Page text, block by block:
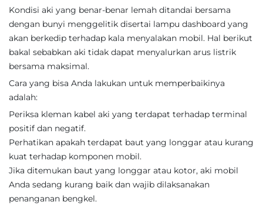
Kondisi aki yang benar-benar lemah ditandai bersama
dengan bunyi menggelitik disertai lampu dashboard yang
akan berkedip terhadap kala menyalakan mobil. Hal berikut
bakal sebabkan aki tidak dapat menyalurkan arus listrik
bersama maksimal.
Cara yang bisa Anda lakukan untuk memperbaikinya
adalah:
Periksa kleman kabel aki yang terdapat terhadap terminal
positif dan negatif.
Perhatikan apakah terdapat baut yang longgar atau kurang
kuat terhadap komponen mobil.
Jika ditemukan baut yang longgar atau kotor, aki mobil
Anda sedang kurang baik dan wajib dilaksanakan
penanganan bengkel.